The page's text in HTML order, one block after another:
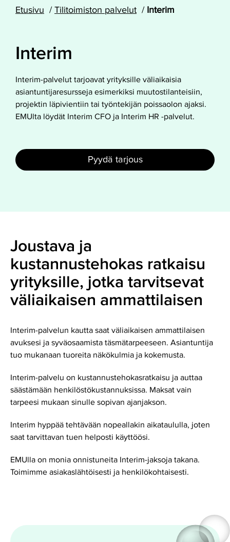
Etusivu Tilitoimiston palvelut Interim
Interim
Interim-palvelut tarjoavat yrityksille väliaikaisia
asiantuntijaresursseja esimerkiksi muutostilanteisiin,
projektin läpivientiin tai työntekijän poissaolon ajaksi.
EMUlta löydät Interim CFO ja Interim HR -palvelut.
Pyydä tarjous
Joustava ja
kustannustehokas ratkaisu
yrityksille, jotka tarvitsevat
väliaikaisen ammattilaisen
Interim-palvelun kautta saat väliaikaisen ammattilaisen
avuksesi ja syväosaamista täsmätarpeeseen. Asiantuntija
tuo mukanaan tuoreita näkökulmia ja kokemusta.
Interim-palvelu on kustannustehokasratkaisu ja auttaa
säästämään henkilöstökustannuksissa. Maksat vain
tarpeesi mukaan sinulle sopivan ajanjakson.
Interim hyppää tehtävään nopeallakin aikataululla, joten
saat tarvittavan tuen helposti käyttöösi.
EMUlla on monia onnistuneita Interim-jaksoja takana.
Toimimme asiakaslähtöisesti ja henkilökohtaisesti.